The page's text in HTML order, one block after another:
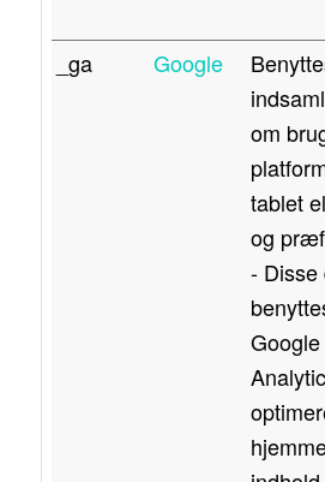
_ga
Google
om
tablet
og
- Disse
Google